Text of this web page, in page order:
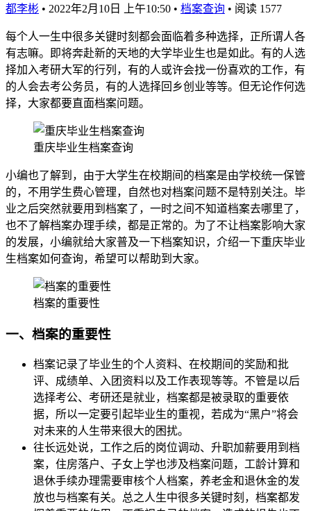
都李彬 • 2022年2月10日 上午10:50 • 档案查询 • 阅读 1577
每个人一生中很多关键时刻都会面临着多种选择，正所谓人各
有志嘛。即将奔赴新的天地的大学毕业生也是如此。有的人选
择加入考研大军的行列，有的人或许会找一份喜欢的工作，有
的人会去考公务员，有的人选择回乡创业等等。但无论作何选
择，大家都要直面档案问题。
重庆毕业生档案查询
小编也了解到，由于大学生在校期间的档案是由学校统一保管
的，不用学生费心管理，自然也对档案问题不是特别关注。毕
业之后突然就要用到档案了，一时之间不知道档案去哪里了，
也不了解档案办理手续，都是正常的。为了不让档案影响大家
的发展，小编就给大家普及一下档案知识，介绍一下重庆毕业
生档案如何查询，希望可以帮助到大家。
档案的重要性
一、档案的重要性
档案记录了毕业生的个人资料、在校期间的奖励和批
评、成绩单、入团资料以及工作表现等等。不管是以后
选择考公、考研还是就业，档案都是被录取的重要依
据，所以一定要引起毕业生的重视，若成为“黑户”将会
对未来的人生带来很大的困扰。
往长远处说，工作之后的岗位调动、升职加薪要用到档
案，住房落户、子女上学也涉及档案问题，工龄计算和
退休手续办理需要审核个人档案，养老金和退休金的发
放也与档案有关。总之人生中很多关键时刻，档案都发